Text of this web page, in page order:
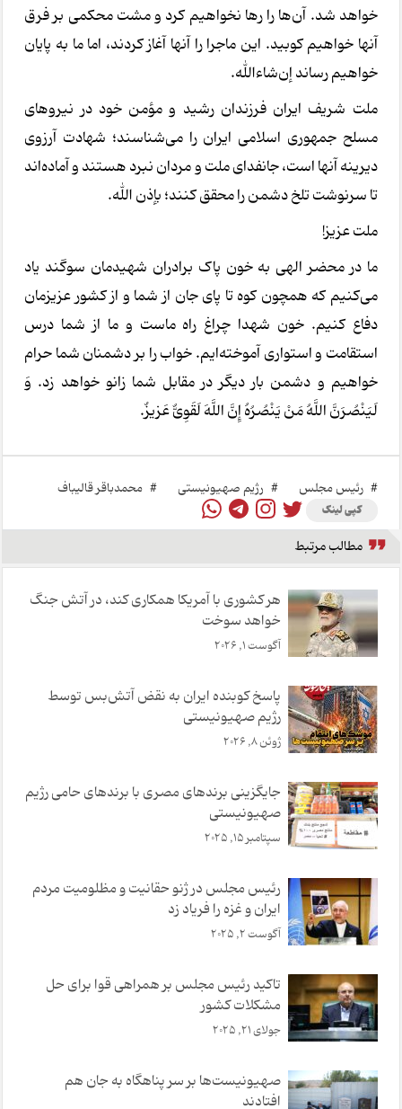
خواهد شد. آن‌ها را رها نخواهیم کرد و مشت محکمی بر فرق
آنها خواهیم کوبید. این ماجرا را آنها آغاز کردند، اما ما به پایان
خواهیم رساند إن‌شاءالله.
ملت شریف ایران فرزندان رشید و مؤمن خود در نیروهای
مسلح جمهوری اسلامی ایران را می‌شناسند؛ شهادت آرزوی
دیرینه آنها است، جانفدای ملت و مردان نبرد هستند و آماده‌اند
تا سرنوشت تلخ دشمن را محقق کنند؛ بإذن الله.
ملت عزیز!
ما در محضر الهی به خون پاک برادران شهیدمان سوگند یاد
می‌کنیم که همچون کوه تا پای جان از شما و از کشور عزیزمان
دفاع کنیم. خون شهدا چراغ راه ماست و ما از شما درس
استقامت و استواری آموخته‌ایم. خواب را بر دشمنان شما حرام
خواهیم و دشمن بار دیگر در مقابل شما زانو خواهد زد. وَ
لَیَنْصُرَنَّ اللَّهُ مَنْ یَنْصُرُهُ إِنَّ اللَّهَ لَقَوِیٌّ عَزیزٌ.
# رئیس مجلس # رژیم صهیونیستی # محمدباقر قالیباف
کپی لینک
مطالب مرتبط
هر کشوری با آمریکا همکاری کند، در آتش جنگ
خواهد سوخت
آگوست 1, 2026
پاسخ کوبنده ایران به نقض آتش‌بس توسط
رژ‌یم صهیونیستی
ژوئن 8, 2026
جایگزینی برندهای مصری با برندهای حامی رژیم
صهیونیستی
سپتامبر 15, 2025
رئیس مجلس در ژنو حقانیت و مظلومیت مردم
ایران و غزه را فریاد زد
آگوست 2, 2025
تاکید رئیس مجلس بر همراهی قوا برای حل
مشکلات کشور
جولای 21, 2025
صهیونیست‌ها بر سر پناهگاه به جان هم
افتادند